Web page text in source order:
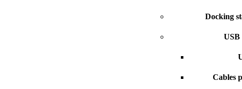
Docking
USB
Cables